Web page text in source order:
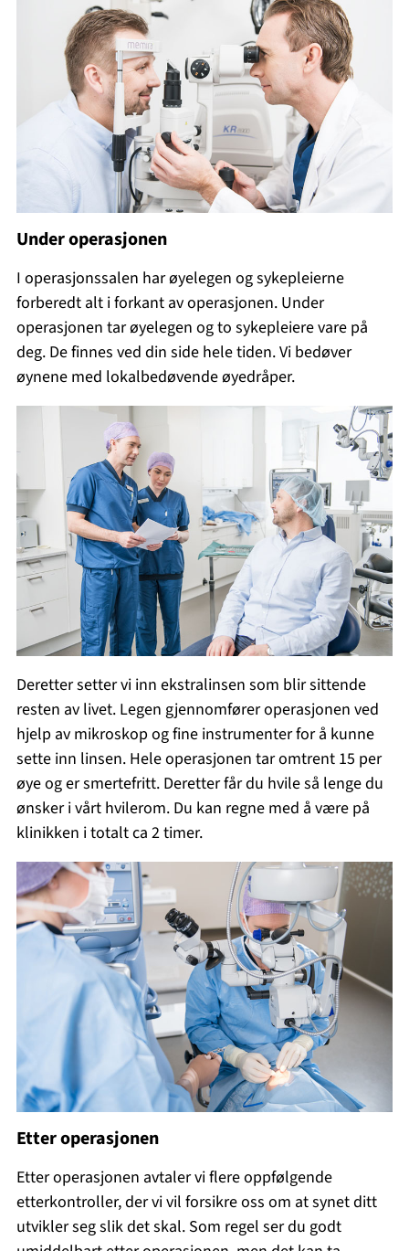
Under operasjonen
I operasjonssalen har øyelegen og sykepleierne
forberedt alt i forkant av operasjonen. Under
operasjonen tar øyelegen og to sykepleiere vare på
deg. De finnes ved din side hele tiden. Vi bedøver
øynene med lokalbedøvende øyedråper.
Deretter setter vi inn ekstralinsen som blir sittende
resten av livet. Legen gjennomfører operasjonen ved
hjelp av mikroskop og fine instrumenter for å kunne
sette inn linsen. Hele operasjonen tar omtrent 15 per
øye og er smertefritt. Deretter får du hvile så lenge du
ønsker i vårt hvilerom. Du kan regne med å være på
klinikken i totalt ca 2 timer.
Etter operasjonen
Etter operasjonen avtaler vi flere oppfølgende
etterkontroller, der vi vil forsikre oss om at synet ditt
utvikler seg slik det skal. Som regel ser du godt